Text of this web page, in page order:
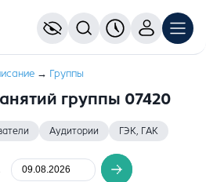
→ Группы
группы 07420
Аудитории ГЭК, ГАК